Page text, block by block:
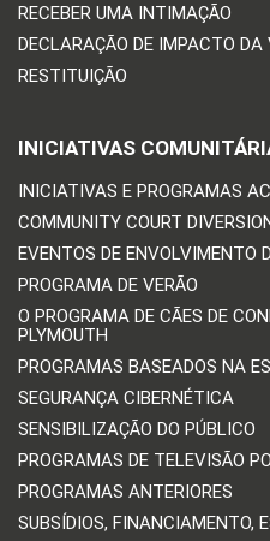
RECEBER UMA INTIMAÇÃO
DECLARAÇÃO DE IMPACTO
RESTITUIÇÃO
INICIATIVAS
INICIATIVAS E PROGRAMAS
COMMUNITY COURT
EVENTOS DE ENVOLVIMENTO
PROGRAMA DE VERÃO
O PROGRAMA DE CÃES DE
PLYMOUTH
PROGRAMAS BASEADOS NA
SEGURANÇA CIBERNÉTICA
SENSIBILIZAÇÃO DO PÚBLICO
PROGRAMAS DE TELEVISÃO
PROGRAMAS ANTERIORES
SUBSÍDIOS, FINANCIAMENTO,